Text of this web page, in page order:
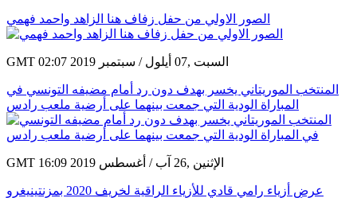
الصور الاولي من حفل زفاف هنا الزاهد واحمد فهمي
GMT 02:07 2019 السبت ,07 أيلول / سبتمبر
المنتخب الموريتاني يخسر بهدف دون رد أمام مضيفه التونسي في
المباراة الودية التي جمعت بينهما على أرضية ملعب رادس
GMT 16:09 2019 الإثنين ,26 آب / أغسطس
عرض أزياء رامي قادي للأزياء الراقية لخريف 2020 بمزنتينيغرو